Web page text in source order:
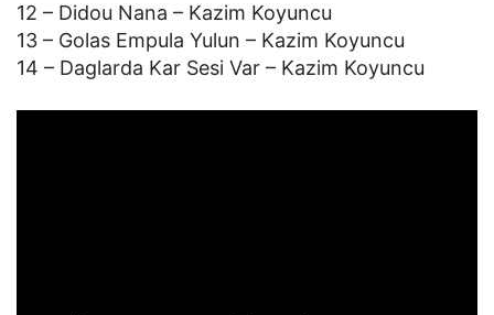
12 – Didou Nana – Kazim Koyuncu
13 – Golas Empula Yulun – Kazim Koyuncu
14 – Daglarda Kar Sesi Var – Kazim Koyuncu